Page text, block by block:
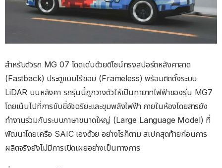
สำหรับตัวรถ MG 07 โดดเด่นด้วยดีไซน์ทรงสปอร์ตหลังคาลาด
(Fastback) ประตูแบบไร้ขอบ (Frameless) พร้อมติดตั้งระบบ
LiDAR บนหลังคา รถรุ่นนี้ถูกวางตัวให้เป็นทายาทไฟฟ้าของรุ่น MG7
โดยเน้นไปที่การขับขี่อัจฉริยะและขุมพลังไฟฟ้า ภายในห้องโดยสารยัง
ทำงานร่วมกับระบบภาษาขนาดใหญ่ (Large Language Model) ที่
พัฒนาโดยเครือ SAIC เองด้วย อย่างไรก็ตาม สเปกสุดท้ายก่อนการ
ผลิตจริงยังไม่มีการเปิดเผยอย่างเป็นทางการ